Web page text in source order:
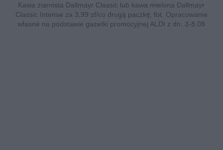
Kawa ziarnista Dallmayr Classic lub kawa mielona Dallmayr
Classic Intense za 3,99 zł/co drugą paczkę, fot. Opracowanie
własne na podstawie gazetki promocyjnej ALDI z dn. 3-8.08